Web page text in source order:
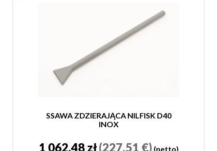
SSAWA ZDZIERAJĄCA NILFISK D40
INOX
1 062,48 zł(227,51 €) (netto)